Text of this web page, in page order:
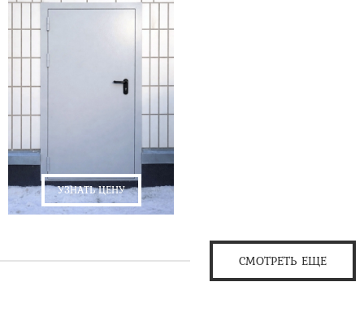
УЗНАТЬ ЦЕНУ
СМОТРЕТЬ ЕЩЕ